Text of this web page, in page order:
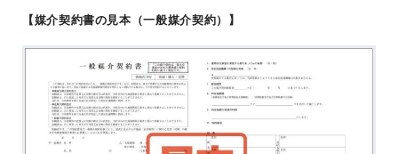
【媒介契約書の見本（一般媒介契約）】